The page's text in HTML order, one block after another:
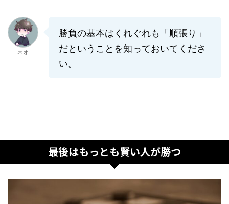
ネオ
勝負の基本はくれぐれも「順張り」
だということを知っておいてくださ
い。
最後はもっとも賢い人が勝つ